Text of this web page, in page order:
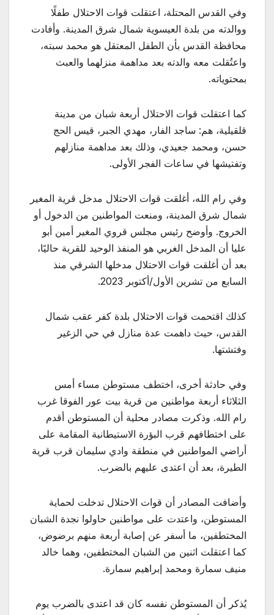
وفي القدس المحتلة، اعتقلت قوات الاحتلال طفلًا
ووالدته من بلدة العيسوية شمال شرق المدينة. وأفادت
محافظة القدس بأن الطفل المعتقل هو محمد سبته،
واعتُقلت معه والدته بعد مداهمة منزلهما والعبث
بمحتوياته.
كما اعتقلت قوات الاحتلال أربعة شبان من مدينة
قلقيلية، هم: ساجد الفار، مهدي الجبر، قيس الحج
حسن، ومحمد جعيدي، وذلك بعد مداهمة منازلهم
وتفتيشها في ساعات الفجر الأولى.
وفي رام الله، أغلقت قوات الاحتلال مدخل قرية المغير
شمال شرق المدينة، ومنعت المواطنين من الدخول أو
الخروج. وأوضح رئيس مجلس قروي المغير أمين أبو
عليا أن المدخل الغربي هو المنفذ الوحيد للقرية حاليًا،
بعد أن أغلقت قوات الاحتلال مدخلها الشرقي منذ
السابع من تشرين الأول/أكتوبر 2023.
كذلك اقتحمت قوات الاحتلال بلدة كفر عقب شمال
القدس، حيث داهمت عدة منازل في حي الزغير
وفتشتها.
وفي حادثة أخرى، اختطف مستوطن مساء أمس
الثلاثاء أربعة مواطنين من قرية بيت عور الفوقا غرب
رام الله. وذكرت مصادر محلية أن المستوطن أقدم
على اختطافهم قرب البؤرة الاستيطانية المقامة على
أراضي المواطنين في منطقة وادي سليمان قرب قرية
الطيرة، بعد أن اعتدى عليهم بالضرب.
وأضافت المصادر أن قوات الاحتلال تدخلت لحماية
المستوطن، واعتدت على مواطنين حاولوا نجدة الشبان
المختطفين، ما أسفر عن إصابة أربعة منهم برضوض،
كما اعتقلت اثنين من الشبان المختطفين، وهما خالد
منيف سمارة ومحمد إبراهيم سمارة.
يُذكر أن المستوطن نفسه كان قد اعتدى بالضرب يوم